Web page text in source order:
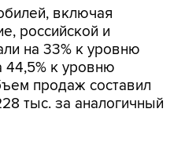
включая
российской и
на 33% к уровню
44,5% к уровню
продаж составил
тыс. за аналогичный